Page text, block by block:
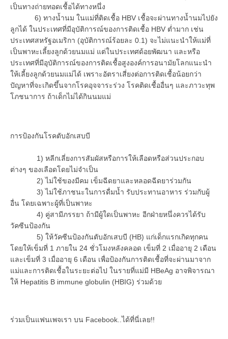
เป็นทางถ่ายทอดเชื้อได้ทางหนึ่ง
6) ทางน้ำนม ในแม่ที่ติดเชื้อ HBV เชื้อจะผ่านทางน้ำนมไปยัง
ลูกได้ ในประเทศที่มีอุบัติการณ์ของการติดเชื้อ HBV ต่ำมาก เช่น
ประเทศสหรัฐอเมริกา (อุบัติการณ์ร้อยละ 0.1) จะไม่แนะนำให้แม่ที่
เป็นพาหะเลี้ยงลูกด้วยนมแม่ แต่ในประเทศด้อยพัฒนา และหรือ
ประเทศที่มีอุบัติการณ์ของการติดเชื้อสูงองค์การอนามัยโลกแนะนำ
ให้เลี้ยงลูกด้วยนมแม่ได้ เพราะอัตราเสี่ยงต่อการติดเชื้อน้อยกว่า
ปัญหาที่จะเกิดขึ้นจากโรคอุจจาระร่วง โรคติดเชื้ออื่นๆ และภาวะทุพ
โภชนาการ ถ้าเด็กไม่ได้กินนมแม่
การป้องกันโรคตับอักเสบบี
1) หลีกเลี่ยงการสัมผัสหรือการให้เลือดหรือส่วนประกอบ
ต่างๆ ของเลือดโดยไม่จำเป็น
2) ไม่ใช้ของมีคม เข็มฉีดยาและหลอดฉีดยาร่วมกัน
3) ไม่ใช้ภาชนะในการดื่มน้ำ รับประทานอาหาร ร่วมกับผู้
อื่น โดยเฉพาะผู้ที่เป็นพาหะ
4) คู่สามีภรรยา ถ้ามีผู้ใดเป็นพาหะ อีกฝ่ายหนึ่งควรได้รับ
วัคซีนป้องกัน
5) ให้วัคซีนป้องกันตับอักเสบบี (HB) แก่เด็กแรกเกิดทุกคน
โดยให้เข็มที่ 1 ภายใน 24 ชั่วโมงหลังคลอด เข็มที่ 2 เมื่ออายุ 2 เดือน
และเข็มที่ 3 เมื่ออายุ 6 เดือน เพื่อป้องกันการติดเชื้อที่จะผ่านมาจาก
แม่และการติดเชื้อในระยะต่อไป ในรายที่แม่มี HBeAg อาจพิจารณา
ให้ Hepatitis B immune globulin (HBIG) ร่วมด้วย
ร่วมเป็นแฟนเพจเรา บน Facebook..ได้ที่นี่เลย!!